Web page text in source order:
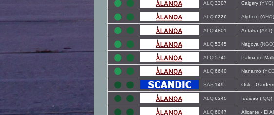
ALQ 3307 Calgary (YYC)
ALQ 6226 Alghero (AHO)
ALQ 4801 Antalya (AYT)
ALQ 5345 Nagoya (NGO)
ALQ 5745 Palma de
ALQ 6640 Nanaimo (YCD
SAS 149 Oslo -
ALQ 6340 Iquique (IQQ)
ALQ 6047 Alicante - El